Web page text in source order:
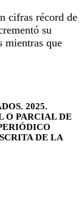
cifras récord de
su
mientras que
2025.
O PARCIAL DE
DE LA